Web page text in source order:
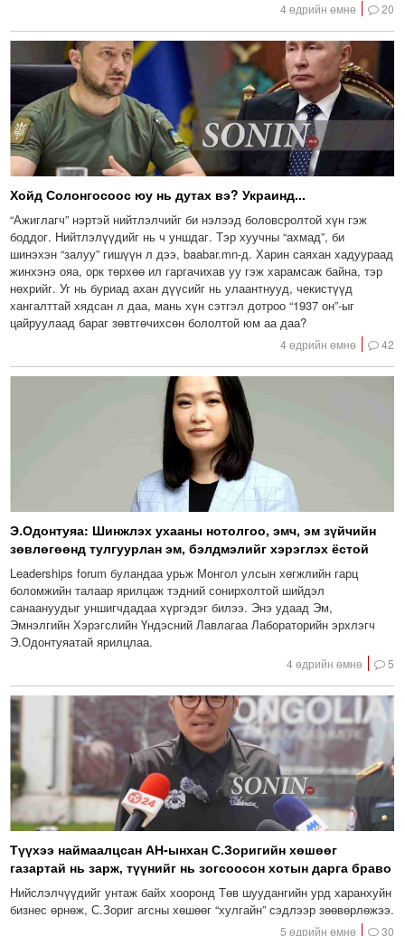
4 өдрийн өмнө 20
Хойд Солонгосоос юу нь дутах вэ? Украинд...
“Ажиглагч” нэртэй нийтлэлчийг би нэлээд боловсролтой хүн гэж
боддог. Нийтлэлүүдийг нь ч уншдаг. Тэр хуучны “ахмад”, би
шинэхэн “залуу” гишүүн л дээ, baabar.mn-д. Харин саяхан хадуураад
жинхэнэ ояа, орк төрхөө ил гаргачихав уу гэж харамсаж байна, тэр
нөхрийг. Уг нь буриад ахан дүүсийг нь улаантнууд, чекистүүд
хангалттай хядсан л даа, мань хүн сэтгэл дотроо “1937 он”-ыг
цайруулаад бараг зөвтгөчихсөн бололтой юм аа даа?
4 өдрийн өмнө 42
Э.Одонтуяа: Шинжлэх ухааны нотолгоо, эмч, эм зүйчийн
зөвлөгөөнд тулгуурлан эм, бэлдмэлийг хэрэглэх ёстой
Leaderships forum буландаа урьж Монгол улсын хөгжлийн гарц
боломжийн талаар ярилцаж тэдний сонирхолтой шийдэл
санаануудыг уншигчдадаа хүргэдэг билээ. Энэ удаад Эм,
Эмнэлгийн Хэрэгслийн Үндэсний Лавлагаа Лабораторийн эрхлэгч
Э.Одонтуяатай ярилцлаа.
4 өдрийн өмнө 5
Түүхээ наймаалцсан АН-ынхан С.Зоригийн хөшөөг
газартай нь зарж, түүнийг нь зогсоосон хотын дарга браво
Нийслэлчүүдийг унтаж байх хооронд Төв шуудангийн урд харанхуйн
бизнес өрнөж, С.Зориг агсны хөшөөг “хулгайн” сэдлээр зөөвөрлөжээ.
5 өдрийн өмнө 30